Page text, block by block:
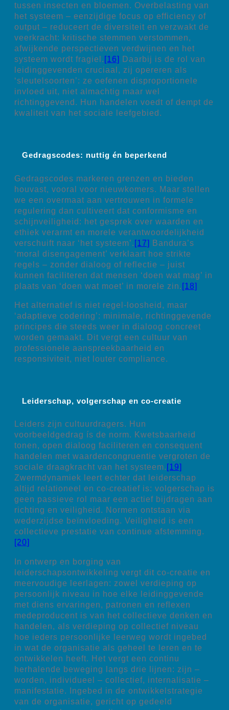
tussen insecten en bloemen. Overbelasting van
het systeem – eenzijdige focus op efficiency of
output – reduceert de diversiteit en verzwakt de
veerkracht: kritische stemmen verstommen,
afwijkende perspectieven verdwijnen en het
systeem wordt fragiel. [16]
Daarbij is de rol van
leidinggevenden cruciaal, zij opereren als
‘sleutelsoorten’: ze oefenen disproportionele
invloed uit, niet almachtig maar wel
richtinggevend. Hun handelen voedt of dempt de
kwaliteit van het sociale leefgebied.
Gedragscodes: nuttig én beperkend
Gedragscodes markeren grenzen en bieden
houvast, vooral voor nieuwkomers. Maar stellen
we een overmaat aan vertrouwen in formele
regulering dan cultiveert dat conformisme en
schijnveiligheid: het gesprek over waarden en
ethiek verarmt en morele verantwoordelijkheid
verschuift naar ‘het systeem’.[17] Bandura’s
‘moral disengagement’ verklaart hoe strikte
regels – zonder dialoog of reflectie – juist
kunnen faciliteren dat mensen ‘doen wat mag’ in
plaats van ‘doen wat moet’ in morele zin.[18]
Het alternatief is niet regel-loosheid, maar
‘adaptieve codering’: minimale, richtinggevende
principes die steeds weer in dialoog concreet
worden gemaakt. Dit vergt een cultuur van
professionele aanspreekbaarheid en
responsiviteit, niet louter compliance.
Leiderschap, volgerschap en co-creatie
Leiders zijn cultuurdragers. Hun
voorbeeldgedrag ís de norm. Kwetsbaarheid
tonen, open dialoog faciliteren en consequent
handelen met waardencongruentie vergroten de
sociale draagkracht van het systeem.[19]
Zwermdynamiek leert echter dat leiderschap
altijd relationeel en co-creatief is: volgerschap is
geen passieve rol maar een actief bijdragen aan
richting en veiligheid. Normen ontstaan via
wederzijdse beïnvloeding. Veiligheid is een
collectieve prestatie van continue afstemming.
[20]
In ontwerp en borging van
leiderschapsontwikkeling vergt dit co-creatie en
meervoudige leerlagen: zowel verdieping op
persoonlijk niveau in hoe elke leidinggevende
met diens ervaringen, patronen en reflexen
medeproducent is van het collectieve denken en
handelen, als verdieping op collectief niveau
hoe ieders persoonlijke leerweg wordt ingebed
in wat de organisatie als geheel te leren en te
ontwikkelen heeft. Het vergt een continu
herhalende beweging langs drie lijnen: zijn –
worden, individueel – collectief, internalisatie –
manifestatie. Ingebed in de ontwikkelstrategie
van de organisatie, gericht op gedeeld